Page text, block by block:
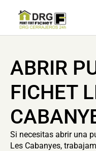
ABRIR
FICHET
Si necesitas abrir una
Les Cabanyes,